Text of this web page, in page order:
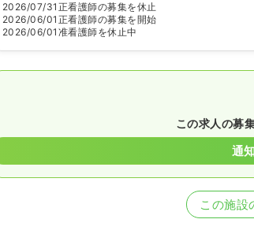
2026/07/31 正看護師の募集を休止
2026/06/01 正看護師の募集を開始
2026/06/01 准看護師を休止中
この求人の募
通
この施設